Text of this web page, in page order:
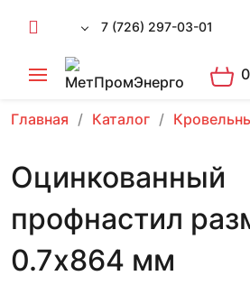
7 (726) 297-03-01
Главная Каталог
Оцинкованный
профнастил
0.7х864 мм